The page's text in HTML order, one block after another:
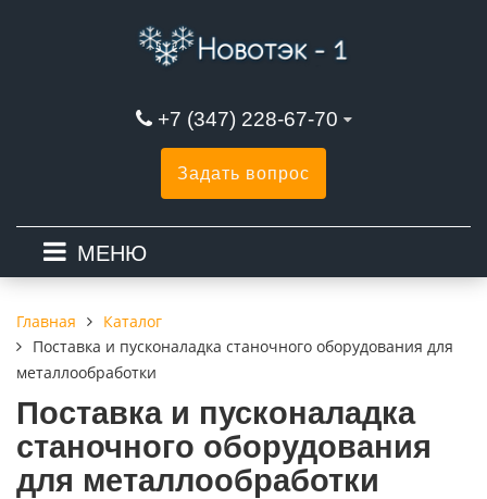
+7 (347) 228-67-70
Задать вопрос
МЕНЮ
Главная
Каталог
Поставка и пусконаладка станочного оборудования для
металлообработки
Поставка и пусконаладка
станочного оборудования
для металлообработки